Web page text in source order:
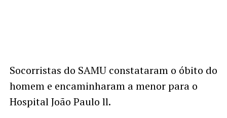
Socorristas do SAMU constataram o óbito do
homem e encaminharam a menor para o
Hospital João Paulo ll.